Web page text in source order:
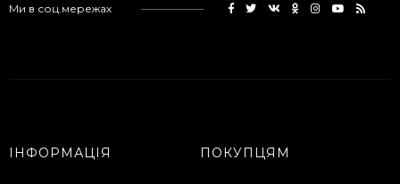
Ми в соц.мережах
ІНФОРМАЦІЯ ПОКУПЦЯМ